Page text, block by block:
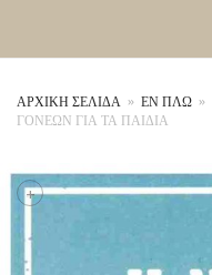
ΑΡΧΙΚΉ ΣΕΛΊΔΑ » ΕΝ ΠΛΩ »
ΓΟΝΕΩΝ ΓΙΑ ΤΑ ΠΑΙΔΙΑ
+